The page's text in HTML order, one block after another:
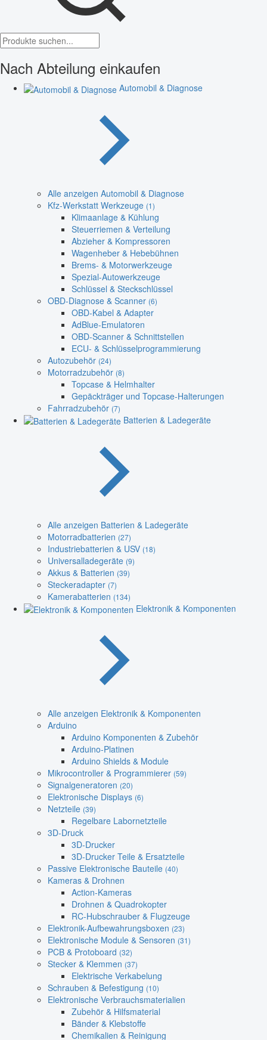
Nach Abteilung einkaufen
Automobil & Diagnose
Alle anzeigen Automobil & Diagnose
Kfz-Werkstatt Werkzeuge (1)
Klimaanlage & Kühlung
Steuerriemen & Verteilung
Abzieher & Kompressoren
Wagenheber & Hebebühnen
Brems- & Motorwerkzeuge
Spezial-Autowerkzeuge
Schlüssel & Steckschlüssel
OBD-Diagnose & Scanner (6)
OBD-Kabel & Adapter
AdBlue-Emulatoren
OBD-Scanner & Schnittstellen
ECU- & Schlüsselprogrammierung
Autozubehör (24)
Motorradzubehör (8)
Topcase & Helmhalter
Gepäckträger und Topcase-Halterungen
Fahrradzubehör (7)
Batterien & Ladegeräte
Alle anzeigen Batterien & Ladegeräte
Motorradbatterien (27)
Industriebatterien & USV (18)
Universalladegeräte (9)
Akkus & Batterien (39)
Steckeradapter (7)
Kamerabatterien (134)
Elektronik & Komponenten
Alle anzeigen Elektronik & Komponenten
Arduino
Arduino Komponenten & Zubehör
Arduino-Platinen
Arduino Shields & Module
Mikrocontroller & Programmierer (59)
Signalgeneratoren (20)
Elektronische Displays (6)
Netzteile (39)
Regelbare Labornetzteile
3D-Druck
3D-Drucker
3D-Drucker Teile & Ersatzteile
Passive Elektronische Bauteile (40)
Kameras & Drohnen
Action-Kameras
Drohnen & Quadrokopter
RC-Hubschrauber & Flugzeuge
Elektronik-Aufbewahrungsboxen (23)
Elektronische Module & Sensoren (31)
PCB & Protoboard (32)
Stecker & Klemmen (37)
Elektrische Verkabelung
Schrauben & Befestigung (10)
Elektronische Verbrauchsmaterialien
Zubehör & Hilfsmaterial
Bänder & Klebstoffe
Chemikalien & Reinigung